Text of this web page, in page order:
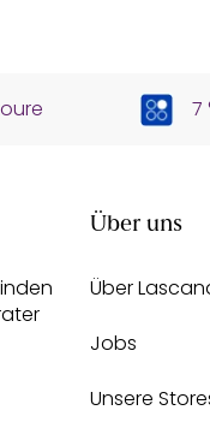
7
Über uns
Über
Jobs
Unsere